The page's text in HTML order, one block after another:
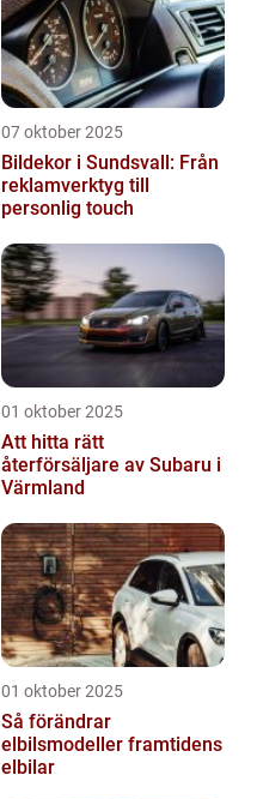
07 oktober 2025
Bildekor i Sundsvall: Från
reklamverktyg till
personlig touch
01 oktober 2025
Att hitta rätt
återförsäljare av Subaru i
Värmland
01 oktober 2025
Så förändrar
elbilsmodeller framtidens
elbilar